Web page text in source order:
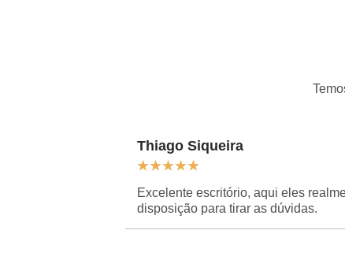
Thiago Siqueira
★★★★★
Excelente escritório, aqui eles
disposição para tirar as dúvidas.